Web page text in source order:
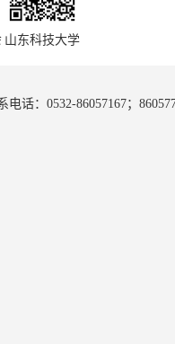
山东科技大学
电话：0532-86057167；